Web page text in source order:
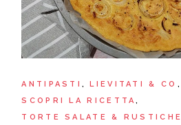
ANTIPASTI
LIEVITATI & CO
SCOPRI LA RICETTA
TORTE SALATE & RUSTICHE